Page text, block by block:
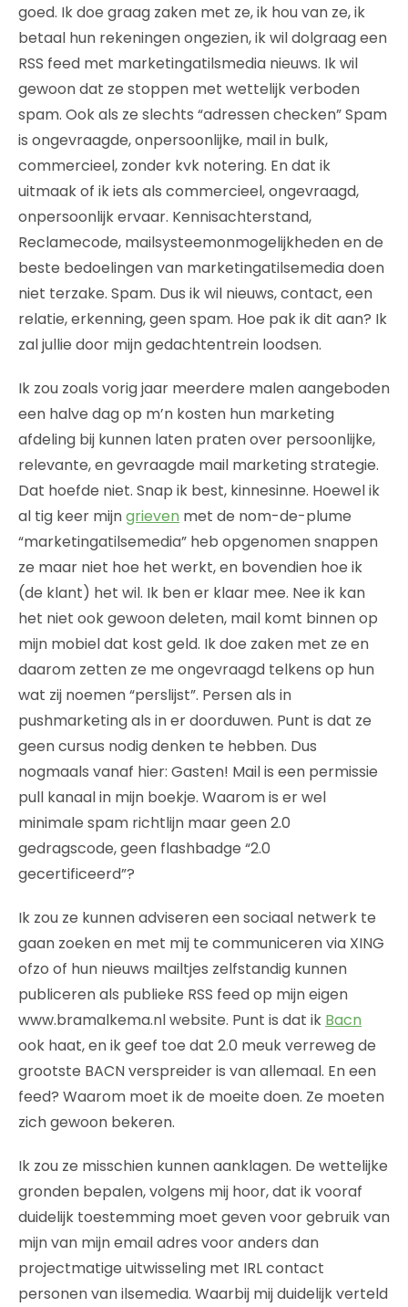
goed. Ik doe graag zaken met ze, ik hou van ze, ik
betaal hun rekeningen ongezien, ik wil dolgraag een
RSS feed met marketingatilsmedia nieuws. Ik wil
gewoon dat ze stoppen met wettelijk verboden
spam. Ook als ze slechts “adressen checken” Spam
is ongevraagde, onpersoonlijke, mail in bulk,
commercieel, zonder kvk notering. En dat ik
uitmaak of ik iets als commercieel, ongevraagd,
onpersoonlijk ervaar. Kennisachterstand,
Reclamecode, mailsysteemonmogelijkheden en de
beste bedoelingen van marketingatilsemedia doen
niet terzake. Spam. Dus ik wil nieuws, contact, een
relatie, erkenning, geen spam. Hoe pak ik dit aan? Ik
zal jullie door mijn gedachtentrein loodsen.
Ik zou zoals vorig jaar meerdere malen aangeboden
een halve dag op m’n kosten hun marketing
afdeling bij kunnen laten praten over persoonlijke,
relevante, en gevraagde mail marketing strategie.
Dat hoefde niet. Snap ik best, kinnesinne. Hoewel ik
al tig keer mijngrieven met de nom-de-plume
“marketingatilsemedia” heb opgenomen snappen
ze maar niet hoe het werkt, en bovendien hoe ik
(de klant) het wil. Ik ben er klaar mee. Nee ik kan
het niet ook gewoon deleten, mail komt binnen op
mijn mobiel dat kost geld. Ik doe zaken met ze en
daarom zetten ze me ongevraagd telkens op hun
wat zij noemen “perslijst”. Persen als in
pushmarketing als in er doorduwen. Punt is dat ze
geen cursus nodig denken te hebben. Dus
nogmaals vanaf hier: Gasten! Mail is een permissie
pull kanaal in mijn boekje. Waarom is er wel
minimale spam richtlijn maar geen 2.0
gedragscode, geen flashbadge “2.0
gecertificeerd”?
Ik zou ze kunnen adviseren een sociaal netwerk te
gaan zoeken en met mij te communiceren via XING
ofzo of hun nieuws mailtjes zelfstandig kunnen
publiceren als publieke RSS feed op mijn eigen
www.bramalkema.nl website. Punt is dat ik Bacn
ook haat, en ik geef toe dat 2.0 meuk verreweg de
grootste BACN verspreider is van allemaal. En een
feed? Waarom moet ik de moeite doen. Ze moeten
zich gewoon bekeren.
Ik zou ze misschien kunnen aanklagen. De wettelijke
gronden bepalen, volgens mij hoor, dat ik vooraf
duidelijk toestemming moet geven voor gebruik van
mijn van mijn email adres voor anders dan
projectmatige uitwisseling met IRL contact
personen van ilsemedia. Waarbij mij duidelijk verteld